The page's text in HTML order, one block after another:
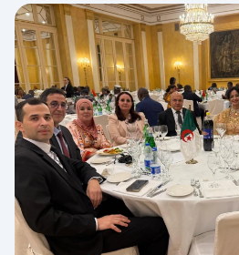
المنتخب الوطني سياسة